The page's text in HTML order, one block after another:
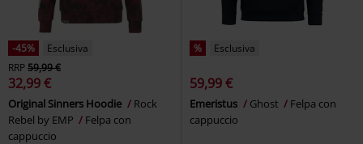
-45%
Esclusiva
RRP59,99 €
32,99 €
Original Sinners Hoodie
Rock
Rebel by EMP
Felpa con
cappuccio
% Esclusiva
59,99 €
Emeristus Ghost
Felpa con
cappuccio